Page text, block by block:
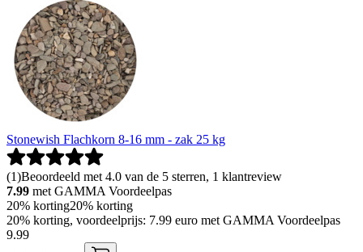
Stonewish Flachkorn 8-16 mm - zak 25 kg
(1)Beoordeeld met 4.0 van de 5 sterren, 1 klantreview
7.99 met GAMMA Voordeelpas
20% korting20% korting
20% korting, voordeelprijs: 7.99 euro met GAMMA Voordeelpas
9.99